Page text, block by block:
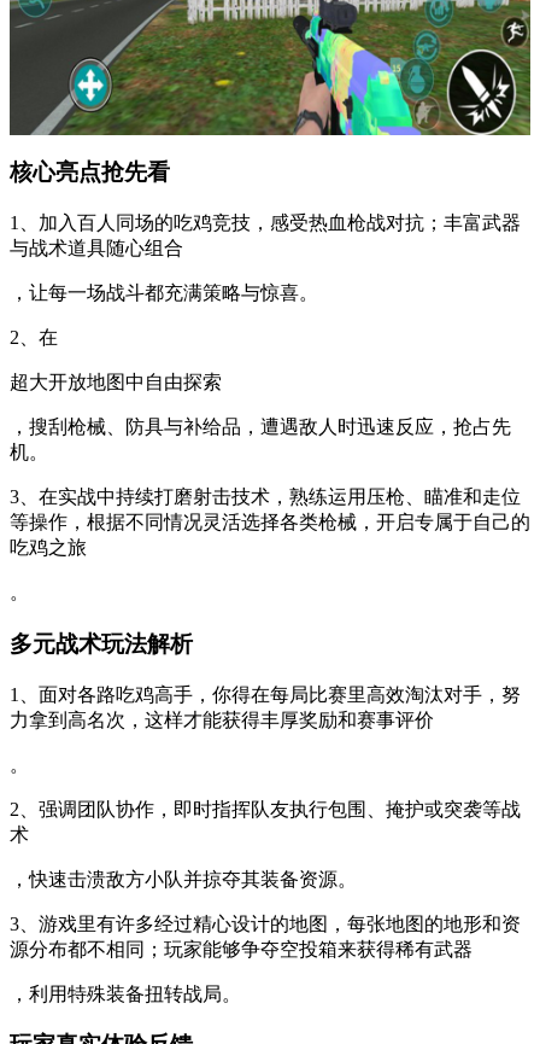
核心亮点抢先看
1、加入百人同场的吃鸡竞技，感受热血枪战对抗；丰富武器
与战术道具随心组合
，让每一场战斗都充满策略与惊喜。
2、在
超大开放地图中自由探索
，搜刮枪械、防具与补给品，遭遇敌人时迅速反应，抢占先
机。
3、在实战中持续打磨射击技术，熟练运用压枪、瞄准和走位
等操作，根据不同情况灵活选择各类枪械，开启专属于自己的
吃鸡之旅
。
多元战术玩法解析
1、面对各路吃鸡高手，你得在每局比赛里高效淘汰对手，努
力拿到高名次，这样才能获得丰厚奖励和赛事评价
。
2、强调团队协作，即时指挥队友执行包围、掩护或突袭等战
术
，快速击溃敌方小队并掠夺其装备资源。
3、游戏里有许多经过精心设计的地图，每张地图的地形和资
源分布都不相同；玩家能够争夺空投箱来获得稀有武器
，利用特殊装备扭转战局。